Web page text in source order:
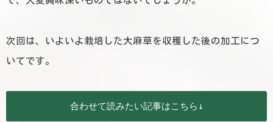
次回は、いよいよ栽培した大麻草を収穫した後の加工につ
いてです。
合わせて読みたい記事はこちら↓